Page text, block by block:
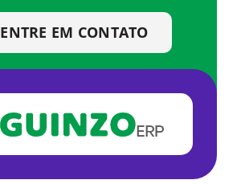
ENTRE EM CONTATO